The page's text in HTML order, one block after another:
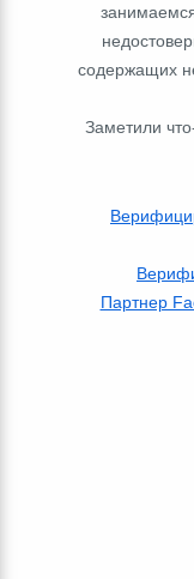
содержащих
Заметили
Партнер